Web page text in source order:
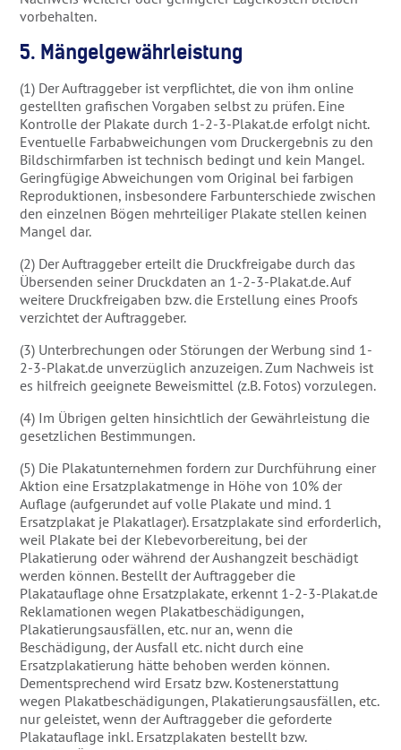
vorbehalten.
5. Mängelgewährleistung
(1) Der Auftraggeber ist verpflichtet, die von ihm online
gestellten grafischen Vorgaben selbst zu prüfen. Eine
Kontrolle der Plakate durch 1-2-3-Plakat.de erfolgt nicht.
Eventuelle Farbabweichungen vom Druckergebnis zu den
Bildschirmfarben ist technisch bedingt und kein Mangel.
Geringfügige Abweichungen vom Original bei farbigen
Reproduktionen, insbesondere Farbunterschiede zwischen
den einzelnen Bögen mehrteiliger Plakate stellen keinen
Mangel dar.
(2) Der Auftraggeber erteilt die Druckfreigabe durch das
Übersenden seiner Druckdaten an 1-2-3-Plakat.de. Auf
weitere Druckfreigaben bzw. die Erstellung eines Proofs
verzichtet der Auftraggeber.
(3) Unterbrechungen oder Störungen der Werbung sind 1-
2-3-Plakat.de unverzüglich anzuzeigen. Zum Nachweis ist
es hilfreich geeignete Beweismittel (z.B. Fotos) vorzulegen.
(4) Im Übrigen gelten hinsichtlich der Gewährleistung die
gesetzlichen Bestimmungen.
(5) Die Plakatunternehmen fordern zur Durchführung einer
Aktion eine Ersatzplakatmenge in Höhe von 10% der
Auflage (aufgerundet auf volle Plakate und mind. 1
Ersatzplakat je Plakatlager). Ersatzplakate sind erforderlich,
weil Plakate bei der Klebevorbereitung, bei der
Plakatierung oder während der Aushangzeit beschädigt
werden können. Bestellt der Auftraggeber die
Plakatauflage ohne Ersatzplakate, erkennt 1-2-3-Plakat.de
Reklamationen wegen Plakatbeschädigungen,
Plakatierungsausfällen, etc. nur an, wenn die
Beschädigung, der Ausfall etc. nicht durch eine
Ersatzplakatierung hätte behoben werden können.
Dementsprechend wird Ersatz bzw. Kostenerstattung
wegen Plakatbeschädigungen, Plakatierungsausfällen, etc.
nur geleistet, wenn der Auftraggeber die geforderte
Plakatauflage inkl. Ersatzplakaten bestellt bzw.